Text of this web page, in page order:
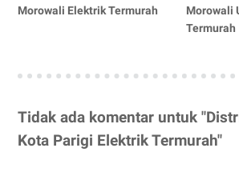
Morowali Elektrik Termurah
Morowali
Termurah
Tidak ada komentar untuk
Kota Parigi Elektrik Termurah"